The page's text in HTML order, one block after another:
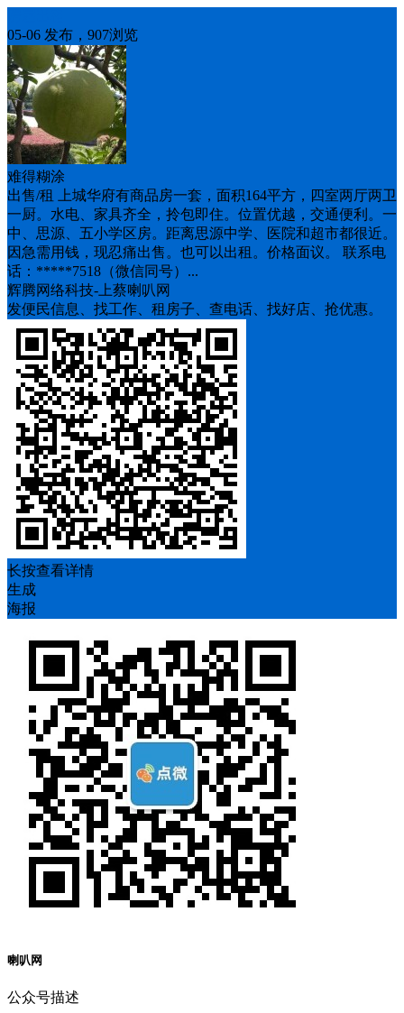
05-06 发布，907浏览
难得糊涂
出售/租 上城华府有商品房一套，面积164平方，四室两厅两卫
一厨。水电、家具齐全，拎包即住。位置优越，交通便利。一
中、思源、五小学区房。距离思源中学、医院和超市都很近。
因急需用钱，现忍痛出售。也可以出租。价格面议。 联系电
话：*****7518（微信同号）...
辉腾网络科技-上蔡喇叭网
发便民信息、找工作、租房子、查电话、找好店、抢优惠。
长按查看详情
生成
海报
喇叭网
公众号描述